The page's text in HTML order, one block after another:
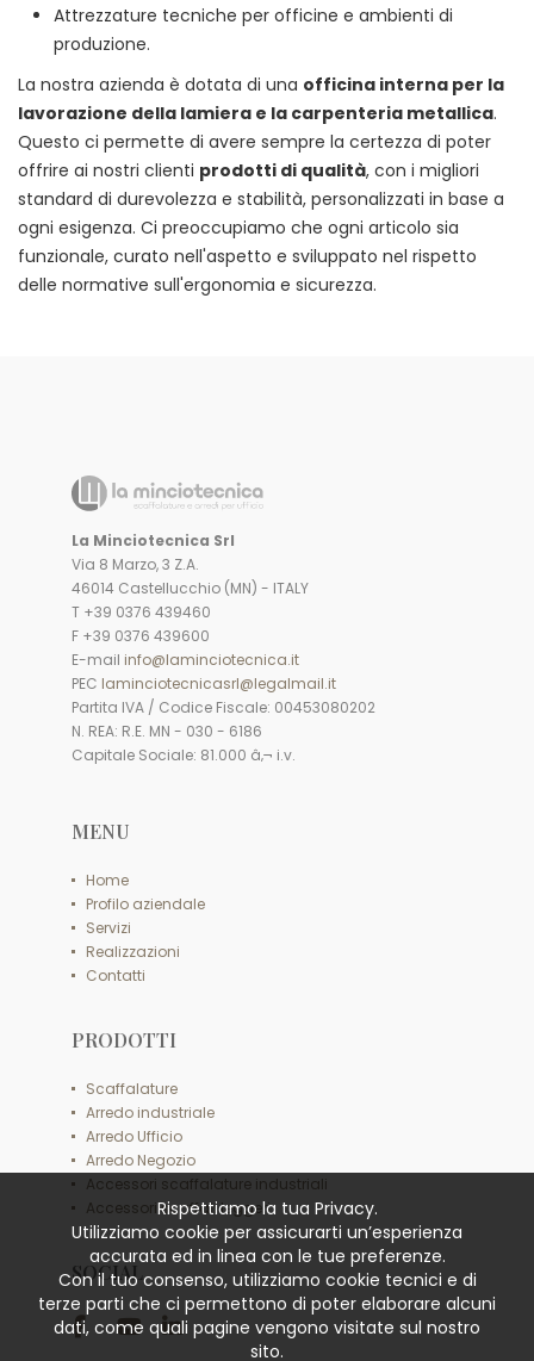
Attrezzature tecniche per officine e ambienti di
produzione.
La nostra azienda è dotata di una officina interna per la
lavorazione della lamiera e la carpenteria metallica.
Questo ci permette di avere sempre la certezza di poter
offrire ai nostri clienti prodotti di qualità, con i migliori
standard di durevolezza e stabilità, personalizzati in base a
ogni esigenza. Ci preoccupiamo che ogni articolo sia
funzionale, curato nell'aspetto e sviluppato nel rispetto
delle normative sull'ergonomia e sicurezza.
La Minciotecnica Srl
Via 8 Marzo, 3 Z.A.
46014 Castellucchio (MN) - ITALY
T +39 0376 439460
F +39 0376 439600
E-mail info@laminciotecnica.it
PEC laminciotecnicasrl@legalmail.it
Partita IVA / Codice Fiscale: 00453080202
N. REA: R.E. MN - 030 - 6186
Capitale Sociale: 81.000 â‚¬ i.v.
MENU
Home
Profilo aziendale
Servizi
Realizzazioni
Contatti
PRODOTTI
Scaffalature
Arredo industriale
Arredo Ufficio
Arredo Negozio
Accessori scaffalature industriali
Accessori scaffali leggeri
SOCIAL
Rispettiamo la tua Privacy.
Utilizziamo cookie per assicurarti un’esperienza
accurata ed in linea con le tue preferenze.
Con il tuo consenso, utilizziamo cookie tecnici e di
terze parti che ci permettono di poter elaborare alcuni
dati, come quali pagine vengono visitate sul nostro
sito.